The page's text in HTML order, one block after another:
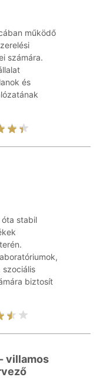
működő
számára.
és
óta stabil
szociális
biztosít
villamos